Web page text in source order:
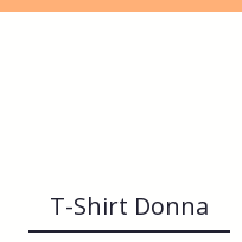
T-Shirt Donna